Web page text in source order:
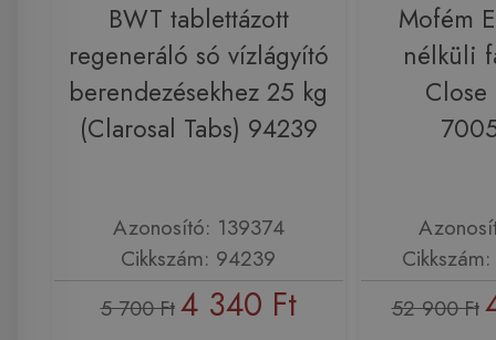
BWT tablettázott
regeneráló só vízlágyító
berendezésekhez 25 kg
(Clarosal Tabs) 94239
Azonosító: 139374
Cikkszám: 94239
5 700 Ft 4 340 Ft
Mofém
nélküli
52 900 Ft